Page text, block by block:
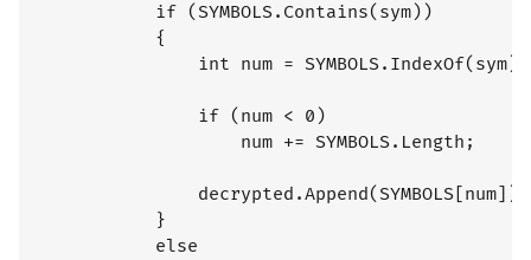
            if (SYMBOLS.Contains(sym))
            {
int num = SYMBOLS.IndexOf(sym)
                if (num < 0)
                    num += SYMBOLS.Length;
                decrypted.Append(SYMBOLS[num]);
            }
            else